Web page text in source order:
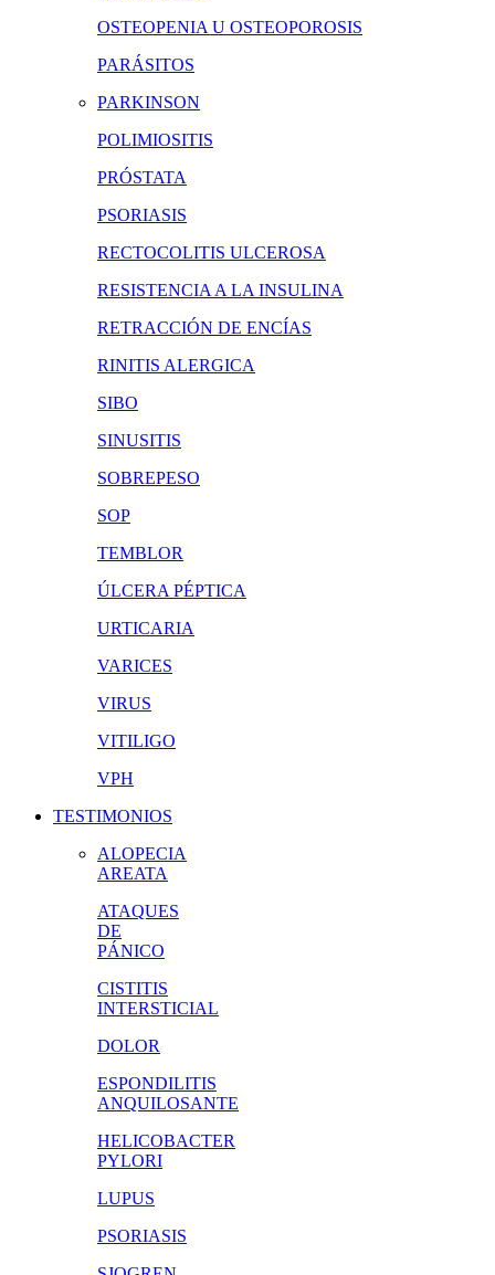
OSTEOPENIA U OSTEOPOROSIS
PARÁSITOS
PARKINSON
POLIMIOSITIS
PRÓSTATA
PSORIASIS
RECTOCOLITIS ULCEROSA
RESISTENCIA A LA INSULINA
RETRACCIÓN DE ENCÍAS
RINITIS ALERGICA
SIBO
SINUSITIS
SOBREPESO
SOP
TEMBLOR
ÚLCERA PÉPTICA
URTICARIA
VARICES
VIRUS
VITILIGO
VPH
TESTIMONIOS
ALOPECIA
AREATA
ATAQUES
DE
PÁNICO
CISTITIS
INTERSTICIAL
DOLOR
ESPONDILITIS
ANQUILOSANTE
HELICOBACTER
PYLORI
LUPUS
PSORIASIS